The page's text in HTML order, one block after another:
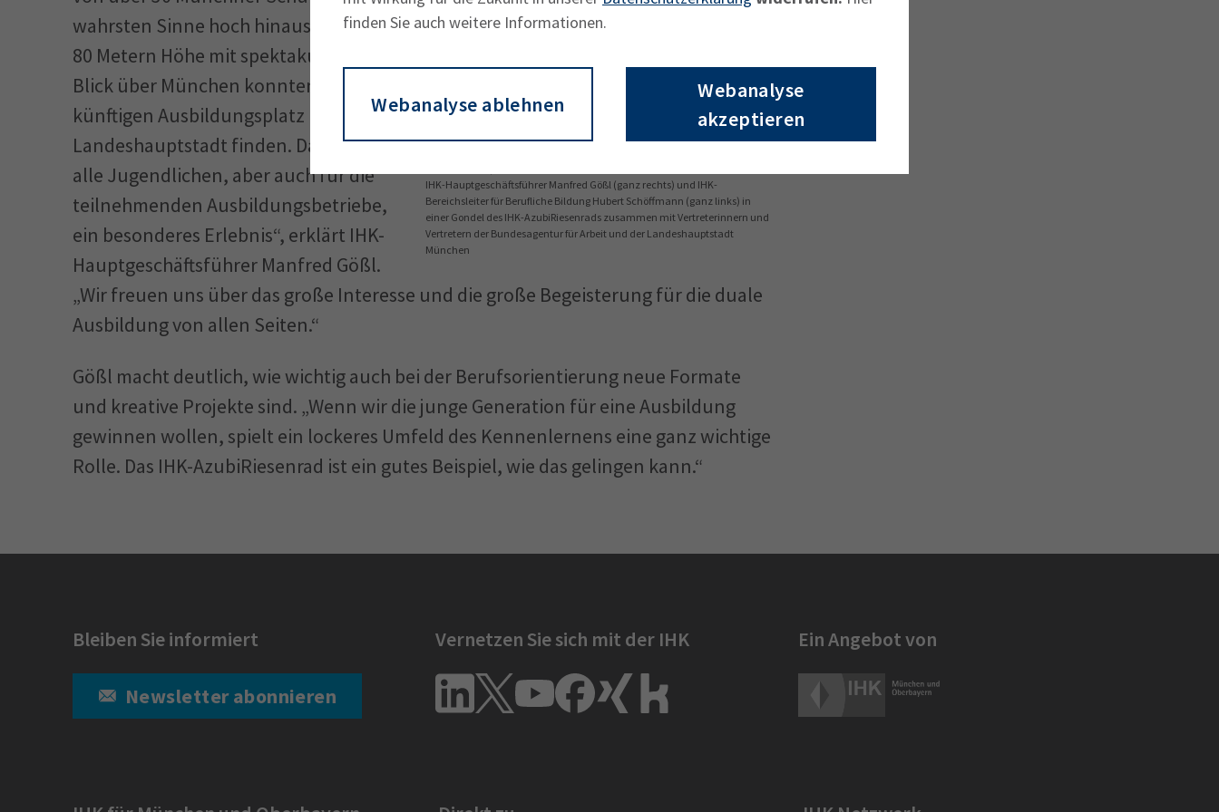
finden Sie auch weitere Informationen.
Webanalyse ablehnen
Webanalyse
akzeptieren
IHK-Hauptgeschäftsführer Manfred Gößl (ganz rechts) und IHK-
Bereichsleiter für Berufliche Bildung Hubert Schöffmann (ganz links) in
einer Gondel des IHK-AzubiRiesenrads zusammen mit Vertreterinnern und
Vertretern der Bundesagentur für Arbeit und der Landeshauptstadt
München
wahrsten Sinne hoch hinaus: Auf fast
80 Metern Höhe mit spektakulärem
Blick über München konnten sie ihren
künftigen Ausbildungsplatz in der
Landeshauptstadt finden. Das war für
alle Jugendlichen, aber auch für die
teilnehmenden Ausbildungsbetriebe,
ein besonderes Erlebnis“, erklärt IHK-
Hauptgeschäftsführer Manfred Gößl.
„Wir freuen uns über das große Interesse und die große Begeisterung für die duale
Ausbildung von allen Seiten.“
Gößl macht deutlich, wie wichtig auch bei der Berufsorientierung neue Formate
und kreative Projekte sind. „Wenn wir die junge Generation für eine Ausbildung
gewinnen wollen, spielt ein lockeres Umfeld des Kennenlernens eine ganz wichtige
Rolle. Das IHK-AzubiRiesenrad ist ein gutes Beispiel, wie das gelingen kann.“
Bleiben Sie informiert
Newsletter abonnieren
Vernetzen Sie sich mit der IHK Ein Angebot von